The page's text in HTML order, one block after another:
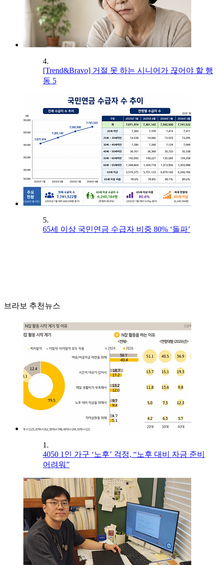
4.
[Trend&Bravo] 거절 못 하는 시니어가 끊어야 할 행
동 5
5.
65세 이상 국민연금 수급자 비중 80% ‘돌파’
브라보 추천뉴스
1.
4050 1인 가구 ‘노후’ 걱정, “노후 대비 자금 준비
어려워”